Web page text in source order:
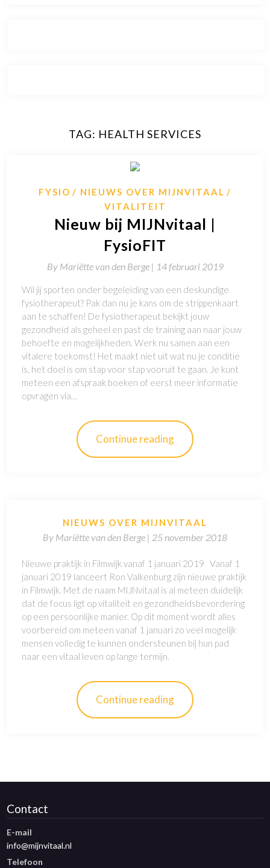
TAG: HEALTH SERVICES
FYSIO
NIEUWS OVER MIJNVITAAL
VITALITEIT
Nieuw bij MIJNvitaal |
FysioFIT
By Mariëtte van den Berge | 14 februari 2019
Wil jij sporten onder begeleiding van een deskundige
fysiotherapeut? Pak dan nu je kans om de strippenkaart
aan te schaffen! De fysiotherapeut bekijkt jouw
gezondheid als geheel en past de training aan naar jouw
behoefte en mogelijkheden. Werk nu samen aan een
vitalere toekomst! Het maakt niet uit wat nu je conditie
is, het doel is om stap voor stap vooruit te gaan. Je kunt
meteen een afspraak boeken of eerst meer informatie
opvragen via…
Continue reading
NIEUWS OVER MIJNVITAAL
By Mariëtte van den Berge | 25 november 2018
Nieuwe praktijk in Filmwijk vanaf 1 januari 2019 Vanaf 1
januari 2019 lanceert Ron Valkenburg zijn nieuwe praktijk
in Filmwijk. Met de naam MIJNvitaal is al meteen duidelijk
dat de focus ligt op vitaliteit en gezondheidsbevordering
op een persoonlijke manier. Op dit moment wordt alles
voorbereid om meteen vanaf 1 januari zo veel mogelijk
mensen volledig te kunnen ondersteunen bij hun pad
naar een vitaal leven op lange termijn.
Continue reading
Contact
E-mail
info@mijnvitaal.nl
Telefoon